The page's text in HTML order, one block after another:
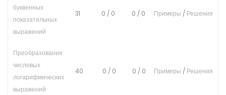
буквенных
показательных
выражений
31 0 / 0 0 / 0 Примеры / Решения
Преобразования
числовых
логарифмических
выражений
40 0 / 0 0 / 0 Примеры / Решения